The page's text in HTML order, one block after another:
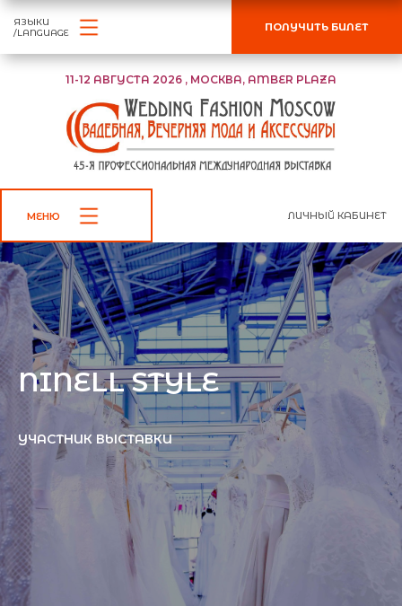
11-12 АВГУСТА 2026 , МОСКВА, AMBER PLAZA
ЛИЧНЫЙ КАБИНЕТ
ЯЗЫКИ
/LANGUAGE
ПОЛУЧИТЬ БИЛЕТ
МЕНЮ
NINELL STYLE
УЧАСТНИК ВЫСТАВКИ